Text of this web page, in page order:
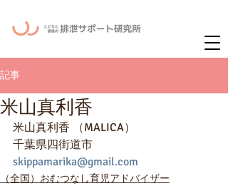
記事
米山真利香
米山真利香 （MALICA）
千葉県四街道市
skippamarika@gmail.com
（全国）おむつなし育児アドバイザー